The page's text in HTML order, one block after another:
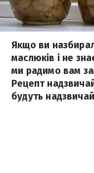
Якщо ви
маслюків і не
ми радимо вам
Рецепт
будуть